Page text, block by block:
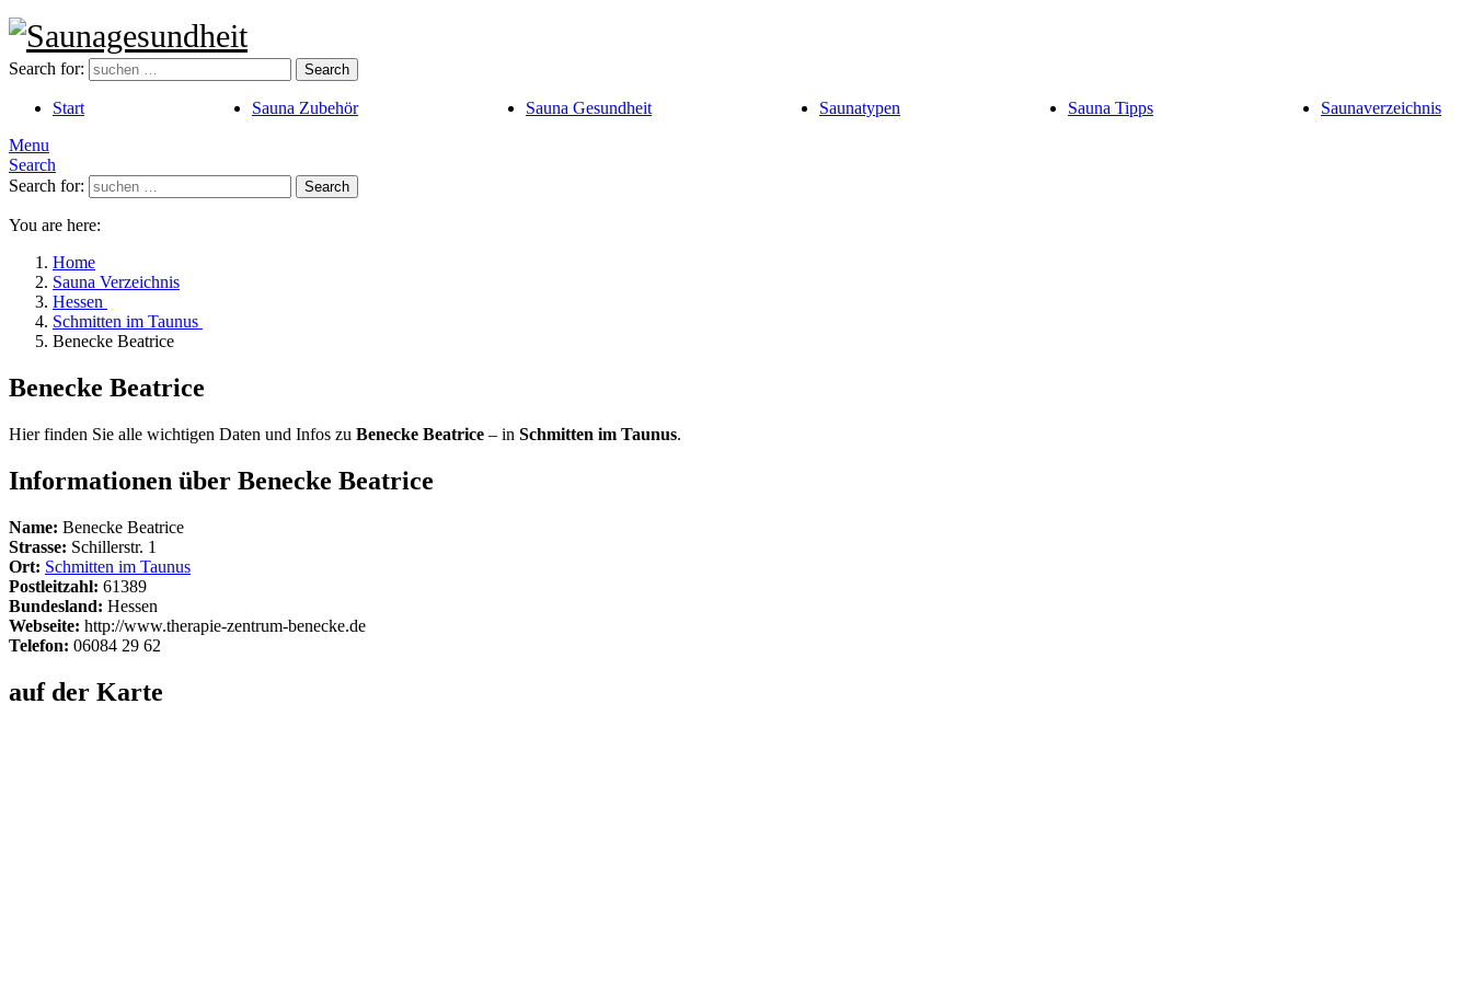
Search for: Search
Start Sauna Zubehör Sauna Gesundheit Saunatypen Sauna Tipps
Saunaverzeichnis
Menu
Search
Search for:
Search
You are here:
Home
Sauna Verzeichnis
Hessen
Schmitten im Taunus
Benecke Beatrice
Benecke Beatrice
Hier finden Sie alle wichtigen Daten und Infos zu Benecke Beatrice – in Schmitten im Taunus.
Informationen über Benecke Beatrice
Name: Benecke Beatrice
Strasse: Schillerstr. 1
Ort: Schmitten im Taunus
Postleitzahl: 61389
Bundesland: Hessen
Webseite: http://www.therapie-zentrum-benecke.de
Telefon: 06084 29 62
auf der Karte